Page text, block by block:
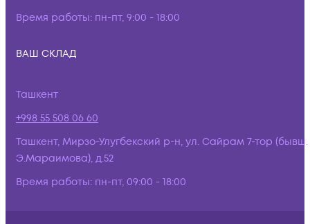
Время работы: пн-пт, 9:00 - 18:00
ВАШ СКЛАД
Ташкент
+998 55 508 06 60
Ташкент, Мирзо-Улугбекский р-н, ул. Сайрам 7-тор (бывш.
Э.Мараимова), д.52
Время работы: пн-пт, 09:00 - 18:00